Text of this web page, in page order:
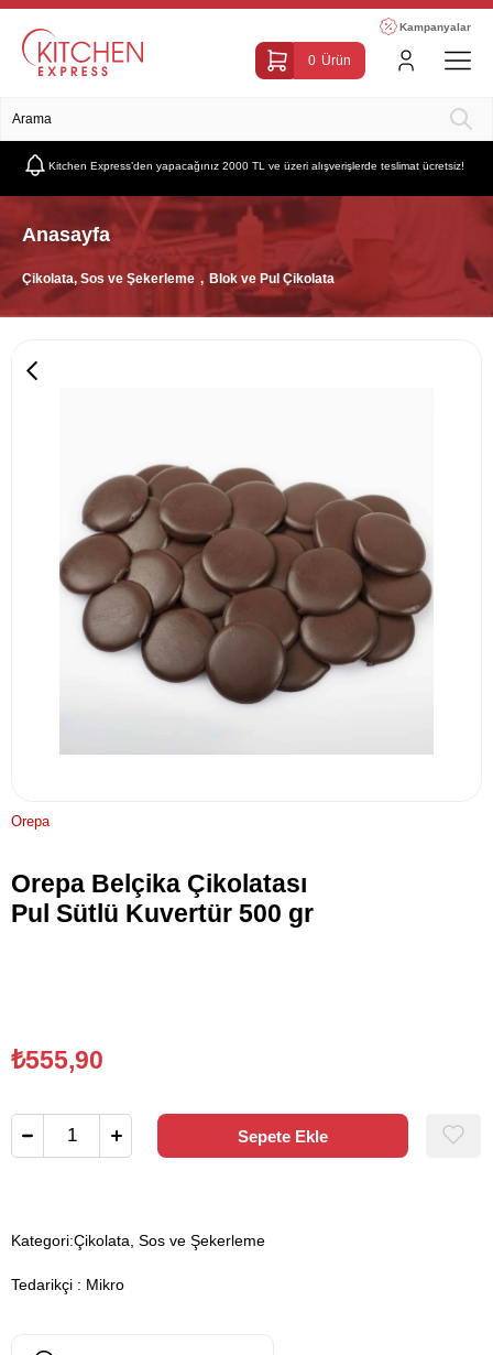
Kampanyalar
0 Ürün
Kitchen Express’den yapacağınız 2000 TL ve üzeri alışverişlerde teslimat ücretsiz!
Anasayfa
Çikolata, Sos ve Şekerleme Blok ve Pul Çikolata
Orepa
Orepa Belçika Çikolatası
Pul Sütlü Kuvertür 500 gr
₺555,90
Kategori:Çikolata, Sos ve Şekerleme
Tedarikçi : Mikro